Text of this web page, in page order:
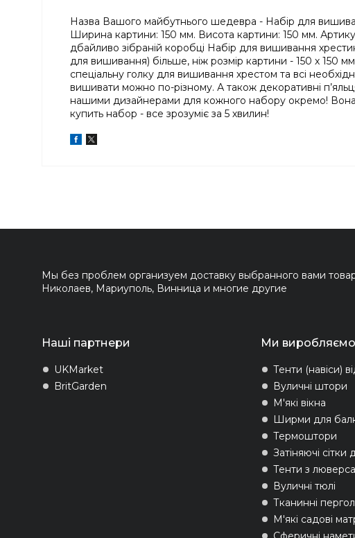
Назва Вашого майбутнього шедевра - Набір для
Ширина картини: 150 мм. Висота картини: 150 мм.
дбайливо зібраній коробці Набір для вишивання
для вишивання) більше, ніж розмір картини - 150 х 150
спеціальну голку для вишивання хрестом та всі
вишивати можно по-різному. А також декоративні
нашими дизайнерами для кожного набору окремо! Вона
купить набор - все зрозуміє за 5 хвилин!
Мы без проблем организуем доставку выбранного вами
Николаев, Мариуполь, Винница и многие другие
Наші партнери
UKMarket
BritGarden
Ми виробляємо
Тенти (навіси)
Вуличні штори
М'які вікна
Ширми для
Термоштори
Затіняючі сітки
Тенти з
Вуличні тюлі
Тканинні
М'які садові